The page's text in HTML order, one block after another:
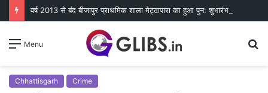
वर्ष 2013 से बंद बीजापुर प्राथमिक शाला मेट्टापारा का हुआ पुन: शुभारंभ
Menu
Chhattisgarh Crime